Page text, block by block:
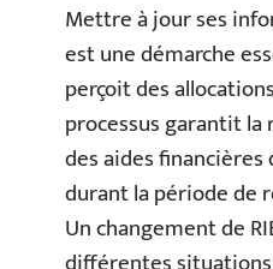
Mettre à jour ses
est une démarche
perçoit des
processus garantit
des aides
durant la période de
Un changement de